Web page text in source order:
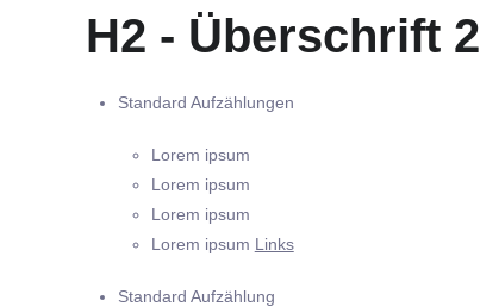
H2 - Überschrift 2
Standard Aufzählungen
Lorem ipsum
Lorem ipsum
Lorem ipsum
Lorem ipsum Links
Standard Aufzählung